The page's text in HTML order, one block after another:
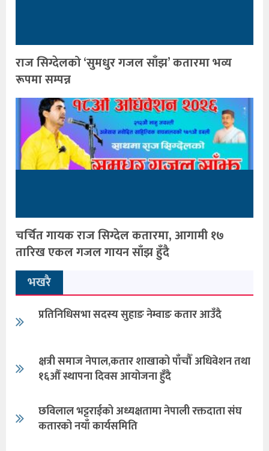
राज सिग्देलको ‘सुमधुर गजल साँझ’ कतारमा भव्य
रूपमा सम्पन्न
चर्चित गायक राज सिग्देल कतारमा, आगामी १७
तारिख एकल गजल गायन साँझ हुँदै
भखरै
प्रतिनिधिसभा सदस्य सुहाङ नेम्वाङ कतार आउँदै
क्षत्री समाज नेपाल,कतार शाखाको पाँचौँ अधिवेशन तथा
१६औँ स्थापना दिवस आयोजना हुँदै
छविलाल भट्टराईको अध्यक्षतामा नेपाली रक्तदाता संघ
कतारको नयाँ कार्यसमिति